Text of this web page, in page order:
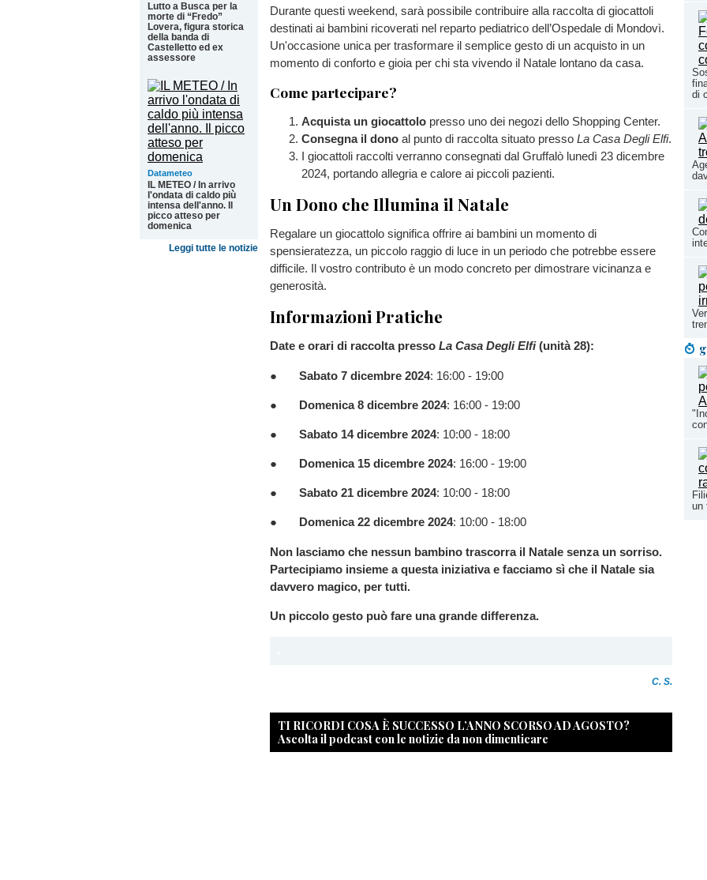
di
un
Lutto a Busca per la
morte di “Fredo”
Lovera, figura storica
della banda di
Castelletto ed ex
assessore
Datameteo
IL METEO / In arrivo
l'ondata di caldo più
intensa dell'anno. Il
picco atteso per
domenica
Leggi tutte le notizie
Durante questi weekend, sarà possibile contribuire alla raccolta di giocattoli
destinati ai bambini ricoverati nel reparto pediatrico dell’Ospedale di Mondovì.
Un'occasione unica per trasformare il semplice gesto di un acquisto in un
momento di conforto e gioia per chi sta vivendo il Natale lontano da casa.
Come partecipare?
Acquista un giocattolo presso uno dei negozi dello Shopping Center.
Consegna il dono al punto di raccolta situato presso La Casa Degli Elfi.
I giocattoli raccolti verranno consegnati dal Gruffalò lunedì 23 dicembre
2024, portando allegria e calore ai piccoli pazienti.
Un Dono che Illumina il Natale
Regalare un giocattolo significa offrire ai bambini un momento di
spensieratezza, un piccolo raggio di luce in un periodo che potrebbe essere
difficile. Il vostro contributo è un modo concreto per dimostrare vicinanza e
generosità.
Informazioni Pratiche
Date e orari di raccolta presso La Casa Degli Elfi(unità 28):
● Sabato 7 dicembre 2024: 16:00 - 19:00
● Domenica 8 dicembre 2024: 16:00 - 19:00
● Sabato 14 dicembre 2024: 10:00 - 18:00
● Domenica 15 dicembre 2024: 16:00 - 19:00
● Sabato 21 dicembre 2024: 10:00 - 18:00
● Domenica 22 dicembre 2024: 10:00 - 18:00
Non lasciamo che nessun bambino trascorra il Natale senza un sorriso.
Partecipiamo insieme a questa iniziativa e facciamo sì che il Natale sia
davvero magico, per tutti.
Un piccolo gesto può fare una grande differenza.
C. S.
TI RICORDI COSA È SUCCESSO L’ANNO SCORSO AD AGOSTO?
Ascolta il podcast con le notizie da non dimenticare